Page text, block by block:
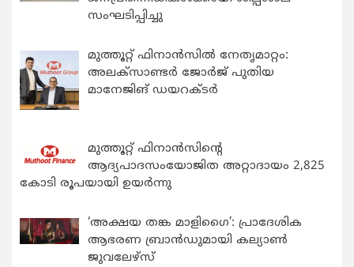
സംഘടിപ്പിച്ചു
മുത്തൂറ്റ് ഫിനാൻസിൽ നേതൃമാറ്റം:
അലക്സാണ്ടർ ജോർജ് പുതിയ
മാനേജിങ് ഡയറക്ടർ
മുത്തൂറ്റ് ഫിനാൻസിന്റെ
ആദ്യപാദസംയോജിത അറ്റാദായം 2,825
കോടി രൂപയായി ഉയർന്നു
‘അക്ഷയ തങ്ക മാളിഗൈ’: പ്രാദേശിക
ആഭരണ ബ്രാന്‍ഡുമായി കല്യാണ്‍
ജുവലേഴ്‌സ്